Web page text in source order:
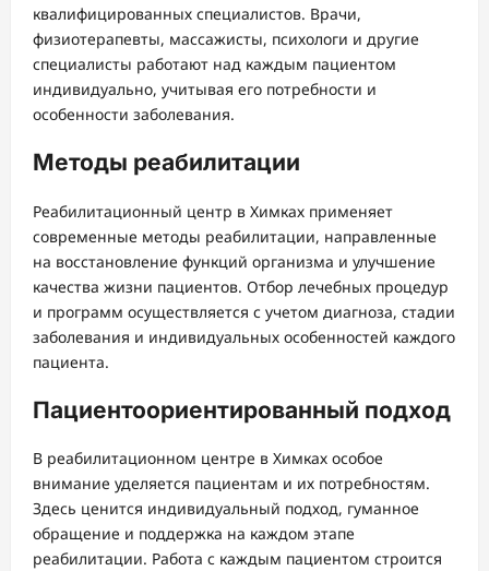
квалифицированных специалистов. Врачи,
физиотерапевты, массажисты, психологи и другие
специалисты работают над каждым пациентом
индивидуально, учитывая его потребности и
особенности заболевания.
Методы реабилитации
Реабилитационный центр в Химках применяет
современные методы реабилитации, направленные
на восстановление функций организма и улучшение
качества жизни пациентов. Отбор лечебных процедур
и программ осуществляется с учетом диагноза, стадии
заболевания и индивидуальных особенностей каждого
пациента.
Пациентоориентированный подход
В реабилитационном центре в Химках особое
внимание уделяется пациентам и их потребностям.
Здесь ценится индивидуальный подход, гуманное
обращение и поддержка на каждом этапе
реабилитации. Работа с каждым пациентом строится